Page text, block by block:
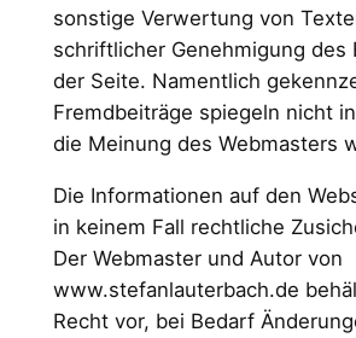
sonstige Verwertung von
schriftlicher Genehmigung des
der Seite. Namentlich
Fremdbeiträge spiegeln nicht
die Meinung des Webmasters
Die Informationen auf den
in keinem Fall rechtliche
Der Webmaster und Autor von
www.stefanlauterbach.de
Recht vor, bei Bedarf